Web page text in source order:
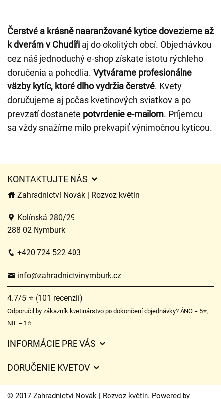
Čerstvé a krásně naaranžované kytice dovezieme až
k dverám v Chudíři aj do okolitých obcí. Objednávkou
cez náš jednoduchý e-shop získate istotu rýchleho
doručenia a pohodlia. Vytvárame profesionálne
väzby kytíc, ktoré dlho vydržia čerstvé. Kvety
doručujeme aj počas kvetinových sviatkov a po
prevzatí dostanete potvrdenie e-mailom. Príjemcu
sa vždy snažíme milo prekvapiť výnimočnou kyticou.
KONTAKTUJTE NÁS
Zahradnictví Novák | Rozvoz květin
Kolínská 280/29
288 02 Nymburk
+420 724 522 403
info@zahradnictvinymburk.cz
4.7/5 ⭐ (101 recenzií)
Odporučil by zákazník kvetinárstvo po dokončení objednávky? ÁNO = 5⭐,
NIE = 1⭐
INFORMÁCIE PRE VÁS
Časy doručenia kvetov – prehľad možností
DORUČENIE KVETOV
Poplatky za doručenie
© 2017 Zahradnictví Novák | Rozvoz květin. Powered by